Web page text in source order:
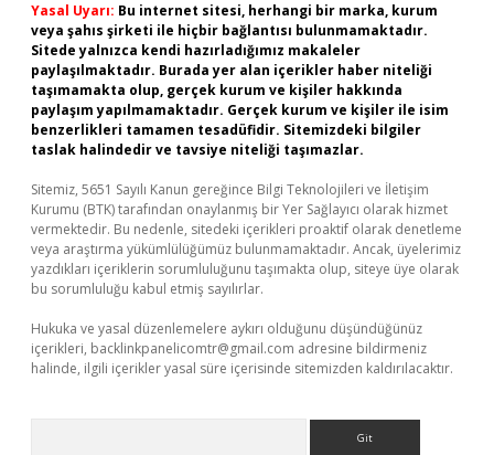
Yasal Uyarı: Bu internet sitesi, herhangi bir marka, kurum
veya şahıs şirketi ile hiçbir bağlantısı bulunmamaktadır.
Sitede yalnızca kendi hazırladığımız makaleler
paylaşılmaktadır. Burada yer alan içerikler haber niteliği
taşımamakta olup, gerçek kurum ve kişiler hakkında
paylaşım yapılmamaktadır. Gerçek kurum ve kişiler ile isim
benzerlikleri tamamen tesadüfidir. Sitemizdeki bilgiler
taslak halindedir ve tavsiye niteliği taşımazlar.
Sitemiz, 5651 Sayılı Kanun gereğince Bilgi Teknolojileri ve İletişim
Kurumu (BTK) tarafından onaylanmış bir Yer Sağlayıcı olarak hizmet
vermektedir. Bu nedenle, sitedeki içerikleri proaktif olarak denetleme
veya araştırma yükümlülüğümüz bulunmamaktadır. Ancak, üyelerimiz
yazdıkları içeriklerin sorumluluğunu taşımakta olup, siteye üye olarak
bu sorumluluğu kabul etmiş sayılırlar.
Hukuka ve yasal düzenlemelere aykırı olduğunu düşündüğünüz
içerikleri, backlinkpanelicomtr@gmail.com adresine bildirmeniz
halinde, ilgili içerikler yasal süre içerisinde sitemizden kaldırılacaktır.